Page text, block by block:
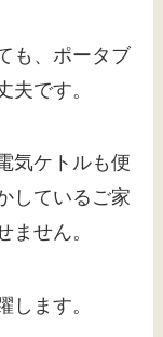
も、ポータブ
夫です。
気ケトルも便
しているご家
ません。
します。